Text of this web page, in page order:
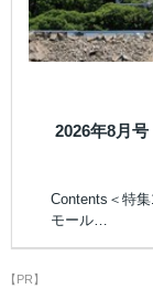
2026年8月
Contents＜特
モール…
【PR】